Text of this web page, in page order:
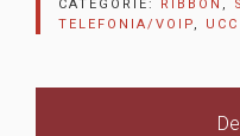
CATEGORIE: RIBBON ,
TELEFONIA/VOIP, UCC